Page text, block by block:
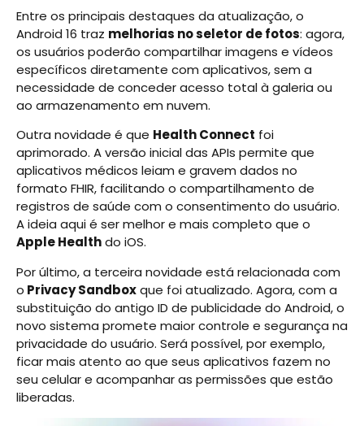
Entre os principais destaques da atualização, o
Android 16 traz melhorias no seletor de fotos: agora,
os usuários poderão compartilhar imagens e vídeos
específicos diretamente com aplicativos, sem a
necessidade de conceder acesso total à galeria ou
ao armazenamento em nuvem.
Outra novidade é que Health Connect foi
aprimorado. A versão inicial das APIs permite que
aplicativos médicos leiam e gravem dados no
formato FHIR, facilitando o compartilhamento de
registros de saúde com o consentimento do usuário.
A ideia aqui é ser melhor e mais completo que o
Apple Healthdo iOS.
Por último, a terceira novidade está relacionada com
o Privacy Sandboxque foi atualizado. Agora, com a
substituição do antigo ID de publicidade do Android, o
novo sistema promete maior controle e segurança na
privacidade do usuário. Será possível, por exemplo,
ficar mais atento ao que seus aplicativos fazem no
seu celular e acompanhar as permissões que estão
liberadas.